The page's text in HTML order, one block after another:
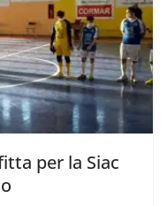
per la Siac